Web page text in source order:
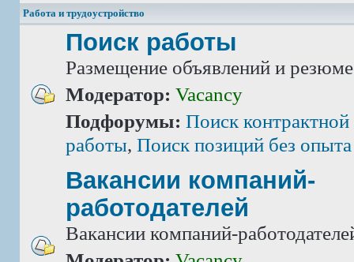
Работа и трудоустройство
Поиск работы
Размещение объявлений и резюме
Модератор: Vacancy
Подфорумы: Поиск
работы, Поиск позиций без
Вакансии компаний-
работодателей
Вакансии компаний-